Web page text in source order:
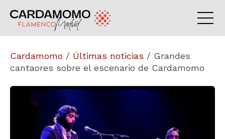
Cardamomo / Últimas noticias / Grandes
cantaores sobre el escenario de Cardamomo